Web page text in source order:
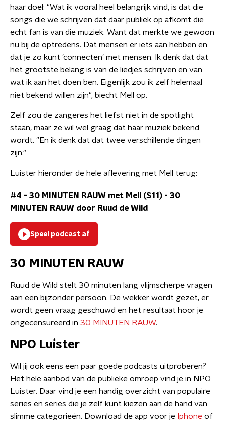
haar doel: "Wat ik vooral heel belangrijk vind, is dat die
songs die we schrijven dat daar publiek op afkomt die
echt fan is van die muziek. Want dat merkte we gewoon
nu bij de optredens. Dat mensen er iets aan hebben en
dat je zo kunt 'connecten' met mensen. Ik denk dat dat
het grootste belang is van de liedjes schrijven en van
wat ik aan het doen ben. Eigenlijk zou ik zelf helemaal
niet bekend willen zijn", biecht Mell op.
Zelf zou de zangeres het liefst niet in de spotlight
staan, maar ze wil wel graag dat haar muziek bekend
wordt. "En ik denk dat dat twee verschillende dingen
zijn."
Luister hieronder de hele aflevering met Mell terug:
#4 - 30 MINUTEN RAUW met Mell (S11) - 30
MINUTEN RAUW door Ruud de Wild
Speel podcast af
30 MINUTEN RAUW
Ruud de Wild stelt 30 minuten lang vlijmscherpe vragen
aan een bijzonder persoon. De wekker wordt gezet, er
wordt geen vraag geschuwd en het resultaat hoor je
ongecensureerd in 30 MINUTEN RAUW.
NPO Luister
Wil jij ook eens een paar goede podcasts uitproberen?
Het hele aanbod van de publieke omroep vind je in NPO
Luister. Daar vind je een handig overzicht van populaire
series en series die je zelf kunt kiezen aan de hand van
slimme categorieën. Download de app voor je Iphone of